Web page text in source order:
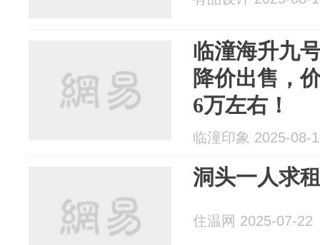
临潼海升九
降价出售，
6万左右！
临潼印象 2025-08-
洞头一人求
住温网 2025-07-22